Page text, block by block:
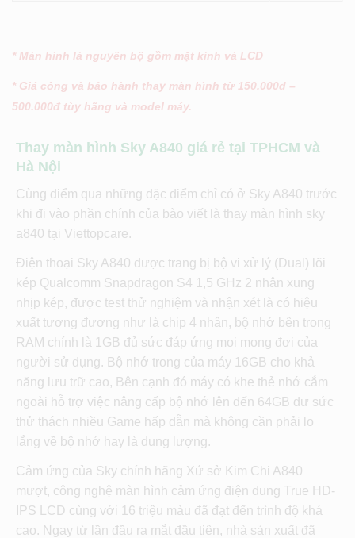
* Màn hình là nguyên bộ gồm mặt kính và LCD
* Giá công và bảo hành thay màn hình từ 150.000đ –
500.000đ tùy hãng và model máy.
Thay màn hình Sky A840 giá rẻ tại TPHCM và
Hà Nội
Cùng điểm qua những đặc điểm chỉ có ở Sky A840 trước
khi đi vào phần chính của bào viết là thay màn hình sky
a840 tại Viettopcare.
Điện thoại Sky A840 được trang bị bộ vi xử lý (Dual) lõi
kép Qualcomm Snapdragon S4 1,5 GHz 2 nhân xung
nhịp kép, được test thử nghiệm và nhận xét là có hiệu
xuất tương đương như là chip 4 nhân, bộ nhớ bên trong
RAM chính là 1GB đủ sức đáp ứng mọi mong đợi của
người sử dụng. Bộ nhớ trong của máy 16GB cho khả
năng lưu trữ cao, Bên cạnh đó máy có khe thẻ nhớ cắm
ngoài hỗ trợ việc nâng cấp bộ nhớ lên đến 64GB dư sức
thử thách nhiều Game hấp dẫn mà không cần phải lo
lắng về bộ nhớ hay là dung lượng.
Cảm ứng của Sky chính hãng Xứ sở Kim Chi A840
mượt, công nghệ màn hình cảm ứng điện dung True HD-
IPS LCD cùng với 16 triệu màu đã đạt đến trình độ khá
cao. Ngay từ lần đầu ra mắt đầu tiên, nhà sản xuất đã